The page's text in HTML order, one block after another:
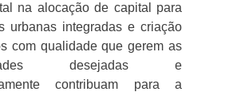
na alocação de capital para
urbanas integradas e criação
com qualidade que gerem as
desejadas e
contribuam para a